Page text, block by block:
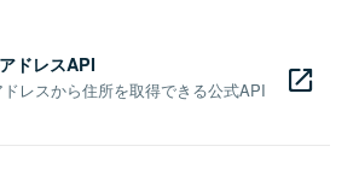
ドレスAPI
レスから住所を取得できる公式API